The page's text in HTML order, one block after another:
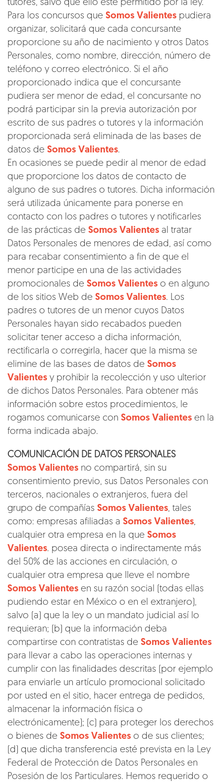
tutores, salvo que ello esté permitido por la ley.
Para los concursos que Somos Valientes pudiera
organizar, solicitará que cada concursante
proporcione su año de nacimiento y otros Datos
Personales, como nombre, dirección, número de
teléfono y correo electrónico. Si el año
proporcionado indica que el concursante
pudiera ser menor de edad, el concursante no
podrá participar sin la previa autorización por
escrito de sus padres o tutores y la información
proporcionada será eliminada de las bases de
datos de Somos Valientes.
En ocasiones se puede pedir al menor de edad
que proporcione los datos de contacto de
alguno de sus padres o tutores. Dicha información
será utilizada únicamente para ponerse en
contacto con los padres o tutores y notificarles
de las prácticas de Somos Valientes al tratar
Datos Personales de menores de edad, así como
para recabar consentimiento a fin de que el
menor participe en una de las actividades
promocionales de Somos Valientes o en alguno
de los sitios Web de Somos Valientes. Los
padres o tutores de un menor cuyos Datos
Personales hayan sido recabados pueden
solicitar tener acceso a dicha información,
rectificarla o corregirla, hacer que la misma se
elimine de las bases de datos de Somos
Valientes y prohibir la recolección y uso ulterior
de dichos Datos Personales. Para obtener más
información sobre estos procedimientos, le
rogamos comunicarse con Somos Valientes en la
forma indicada abajo.
COMUNICACIÓN DE DATOS PERSONALES
Somos Valientes no compartirá, sin su
consentimiento previo, sus Datos Personales con
terceros, nacionales o extranjeros, fuera del
grupo de compañías Somos Valientes, tales
como: empresas afiliadas a Somos Valientes,
cualquier otra empresa en la que Somos
Valientes. posea directa o indirectamente más
del 50% de las acciones en circulación, o
cualquier otra empresa que lleve el nombre
Somos Valientes en su razón social (todas ellas
pudiendo estar en México o en el extranjero),
salvo (a) que la ley o un mandato judicial así lo
requieran; (b) que la información deba
compartirse con contratistas de Somos Valientes
para llevar a cabo las operaciones internas y
cumplir con las finalidades descritas (por ejemplo
para enviarle un artículo promocional solicitado
por usted en el sitio, hacer entrega de pedidos,
almacenar la información física o
electrónicamente); (c) para proteger los derechos
o bienes de Somos Valientes o de sus clientes;
(d) que dicha transferencia esté prevista en la Ley
Federal de Protección de Datos Personales en
Posesión de los Particulares. Hemos requerido o